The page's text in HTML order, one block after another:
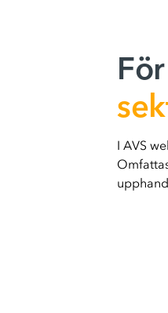
I AVS